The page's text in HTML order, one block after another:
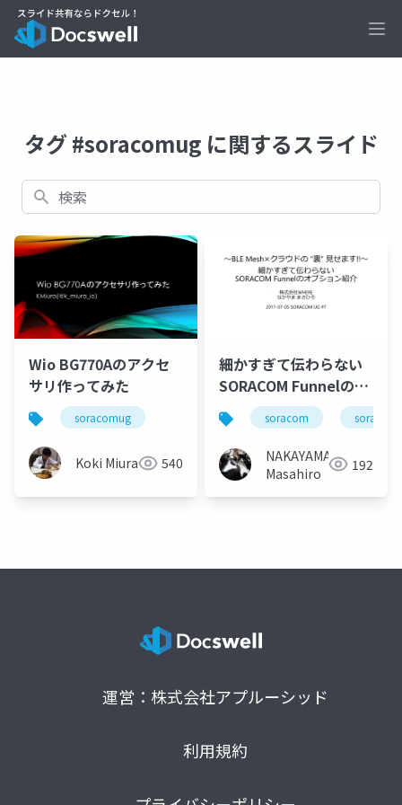
タグ #soracomug に関するスライド
検索
Wio BG770Aのアクセ
サリ作ってみた
soracomug
Koki Miura 540
細かすぎて伝わらない
SORACOM Funnelのオ
プション紹介
#soracomug
soracom
NAKAYAMA
Masahiro
192
運営：株式会社アプルーシッド
利用規約